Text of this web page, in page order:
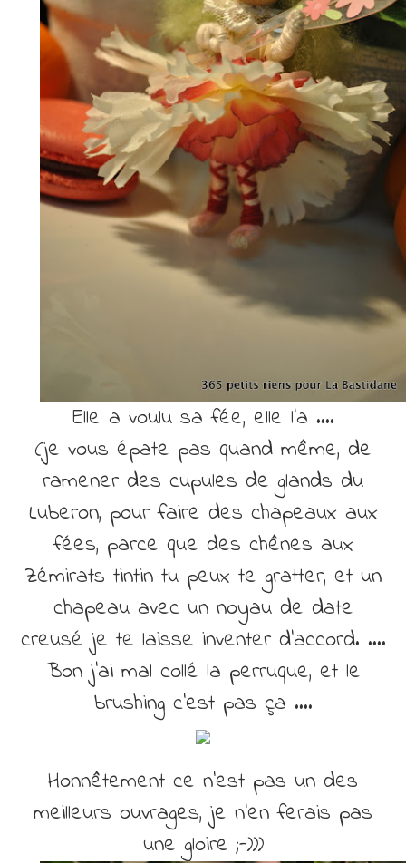
Elle a voulu sa fée, elle l’a ….
(je vous épate pas quand même, de
ramener des cupules de glands du
Luberon, pour faire des chapeaux aux
fées, parce que des chênes aux
Zémirats tintin tu peux te gratter, et un
chapeau avec un noyau de date
creusé je te laisse inventer d’accord. ….
Bon j’ai mal collé la perruque, et le
brushing c’est pas ça ….
Honnêtement ce n’est pas un des
meilleurs ouvrages, je n’en ferais pas
une gloire ;-)))